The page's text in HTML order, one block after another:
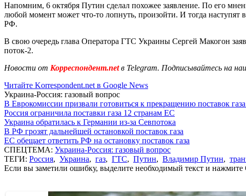
Напомним, 6 октября Путин сделал похожее заявление. По его
любой момент может что-то лопнуть, произойти. И тогда наступят
РФ.
В свою очередь глава Оператора ГТС Украины Сергей Макогон
поток-2.
Новости от Корреспондент.netв Telegram. Подписывайтесь на
Читайте Korrespondent.net в Google News
Украина-Россия: газовый вопрос
В Еврокомиссии призвали готовиться к прекращению поставок
Россия ограничила поставки газа 12 странам ЕС
Украина обратилась к Германии из-за Севпотока
В РФ грозят дальнейшей остановкой поставок газа
ЕС обещает ответить РФ на остановку поставок газа
СПЕЦТЕМА: Украина-Россия: газовый вопрос
ТЕГИ: Россия, Украина, газ, ГТС, Путин, Владимир Путин,
Если вы заметили ошибку, выделите необходимый текст и